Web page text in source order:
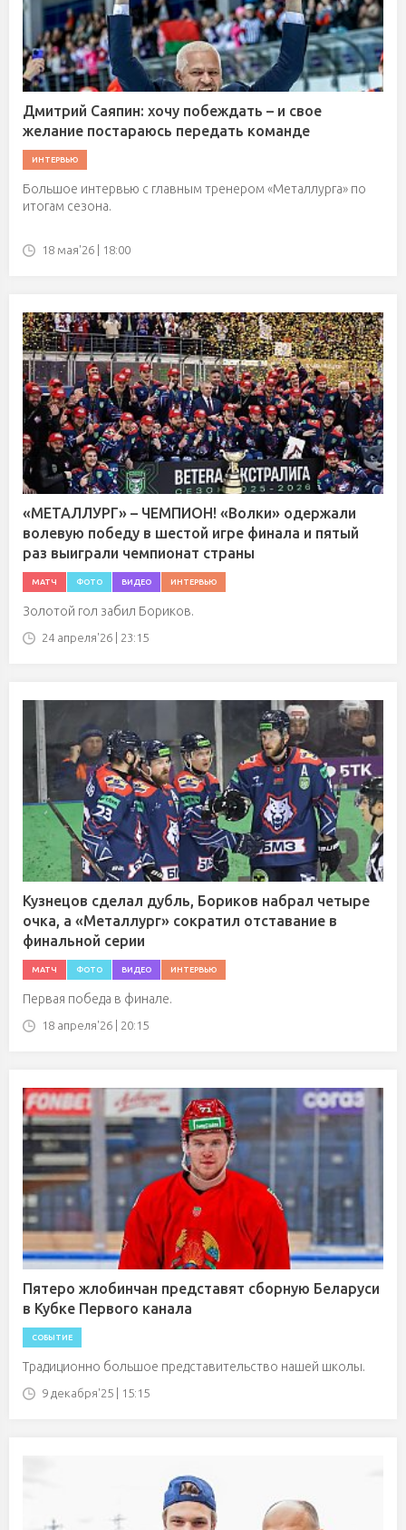
Дмитрий Саяпин: хочу побеждать – и свое
желание постараюсь передать команде
ИНТЕРВЬЮ
Большое интервью с главным тренером «Металлурга» по
итогам сезона.
18 мая'26 | 18:00
«МЕТАЛЛУРГ» – ЧЕМПИОН! «Волки» одержали
волевую победу в шестой игре финала и пятый
раз выиграли чемпионат страны
МАТЧ ФОТО ВИДЕО ИНТЕРВЬЮ
Золотой гол забил Бориков.
24 апреля'26 | 23:15
Кузнецов сделал дубль, Бориков набрал четыре
очка, а «Металлург» сократил отставание в
финальной серии
МАТЧ ФОТО ВИДЕО ИНТЕРВЬЮ
Первая победа в финале.
18 апреля'26 | 20:15
Пятеро жлобинчан представят сборную Беларуси
в Кубке Первого канала
СОБЫТИЕ
Традиционно большое представительство нашей школы.
9 декабря'25 | 15:15